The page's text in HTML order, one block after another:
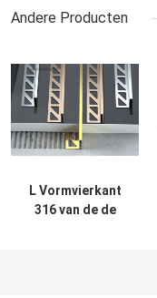
Andere Producten
L Vormvierkant
316 van de de